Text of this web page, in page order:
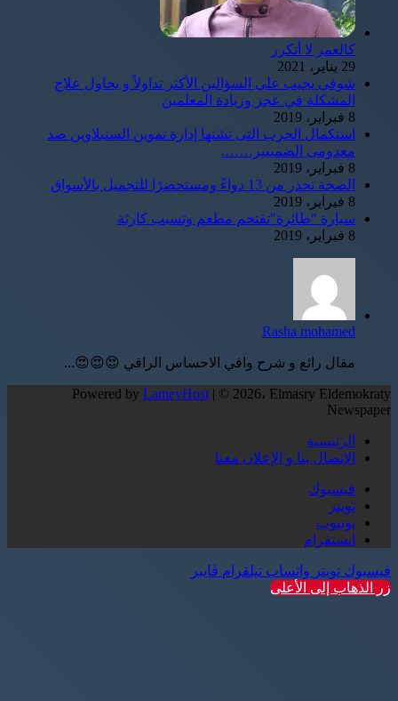
كالعمر لا أتكرر
29 يناير، 2021
شوقى يجيب على السؤالين الأكثر تداولاً و يحاول علاج
المشكلة في عجز وزيادة المعلمين
8 فبراير، 2019
استكمال الحرب التى تشنها إدارة تموين السنبلاوين ضد
معدومى الضمييير…….
8 فبراير، 2019
الصحة تحذر من 13 دواءً ومستحضرًا للتجميل بالأسواق
8 فبراير، 2019
سيارة "طائرة"تقتحم مطعم وتسبب كارثة
8 فبراير، 2019
Rasha mohamed
مقال رائع و شرح وافي الاحساس الراقي 😍😍😍...
Powered by LameyHost | © 2026، Elmasry Eldemokraty
Newspaper
الرئيسية
الإتصال بنا و الإعلان معنا
فيسبوك
تويتر
يوتيوب
انستقرام
فيسبوك تويتر واتساب تيلقرام ڤايبر
زر الذهاب إلى الأعلى